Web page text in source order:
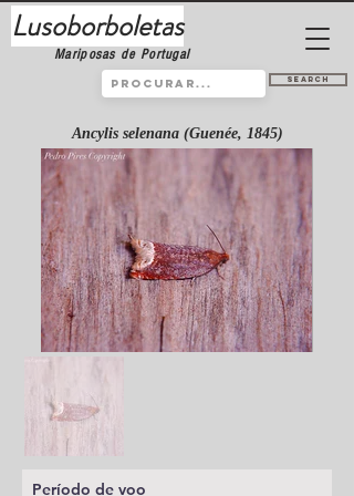
Lusoborboletas
Mariposas de Portugal
Search
Ancylis selenana (Guenée, 1845)
Período de voo